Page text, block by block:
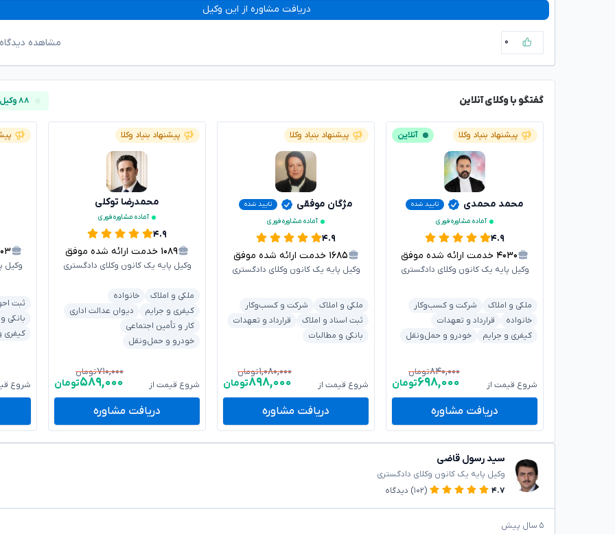
دریافت مشاوره از این وکیل
۰ مشاهده
گفتگو با وکلای آنلاین ۸۸ وکیل آنلاین
پیشنهاد بنیاد وکلا آنلاین
محمد محمدی
تایید شده
آماده مشاوره فوری
۴.۹
۴۰۳۰ خدمت ارائه شده موفق
وکیل پایه یک کانون وکلای دادگستری
ملکی و املاک
شرکت و کسب‌وکار
خانواده
قرارداد و تعهدات
کیفری و جرایم
خودرو و حمل‌ونقل
شروع قیمت از
۸۴۰,۰۰۰تومان
۶۹۸,۰۰۰تومان
دریافت مشاوره
پیشنهاد بنیاد وکلا
مژگان موفقی
تایید شده
آماده مشاوره فوری
۴.۹
۱۶۸۵ خدمت ارائه شده موفق
وکیل پایه یک کانون وکلای دادگستری
ملکی و املاک
شرکت و کسب‌وکار
ثبت اسناد و املاک
قرارداد و تعهدات
بانکی و مطالبات
شروع قیمت از
۱,۰۸۰,۰۰۰تومان
۸۹۸,۰۰۰تومان
دریافت مشاوره
پیشنهاد بنیاد وکلا
محمدرضا توکلی
آماده مشاوره فوری
۴.۹
۱۰۸۹ خدمت ارائه شده موفق
وکیل پایه یک کانون وکلای دادگستری
ملکی و املاک
خانواده
کیفری و جرایم
دیوان عدالت اداری
کار و تأمین اجتماعی
خودرو و حمل‌ونقل
شروع قیمت از
۷۱۰,۰۰۰تومان
۵۸۹,۰۰۰تومان
دریافت مشاوره
وکیل
ثبت
بانکی
کیفری
شروع
سید رسول قاضی
وکیل پایه یک کانون وکلای دادگستری
۴.۷
(۱۰۲) دیدگاه
۵ سال پیش